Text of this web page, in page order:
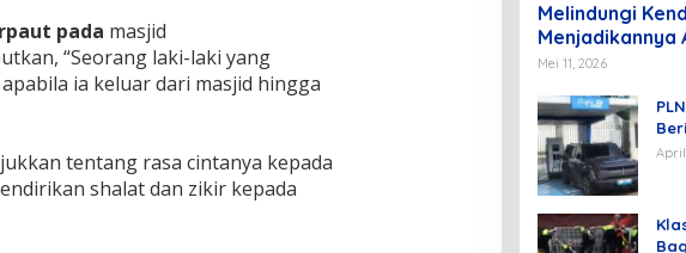
pada masjid
“Seorang laki-laki yang
ia keluar dari masjid hingga
tentang rasa cintanya kepada
shalat dan zikir kepada
Melindungi
Menjadikannya
Mei 11, 2026
April